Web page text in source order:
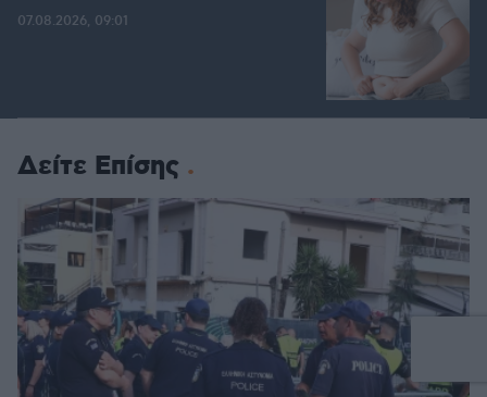
07.08.2026, 09:01
Δείτε Επίσης